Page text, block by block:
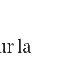
la